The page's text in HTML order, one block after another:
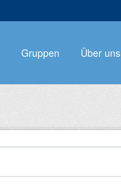
Gruppen Über uns